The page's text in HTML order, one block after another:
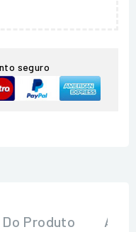
seguro
Produto